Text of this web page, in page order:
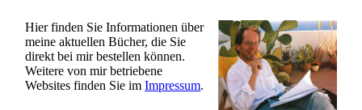
Hier finden Sie Informationen über
meine aktuellen Bücher, die Sie
direkt bei mir bestellen können.
Weitere von mir betriebene
Websites finden Sie imImpressum.